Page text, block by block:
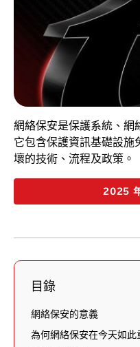
網絡保安是保護系統、網
它包含保護資訊基礎設施
壞的技術、流程及政策。
2025
目錄
網絡保安的意義
為何網絡保安在今天如此